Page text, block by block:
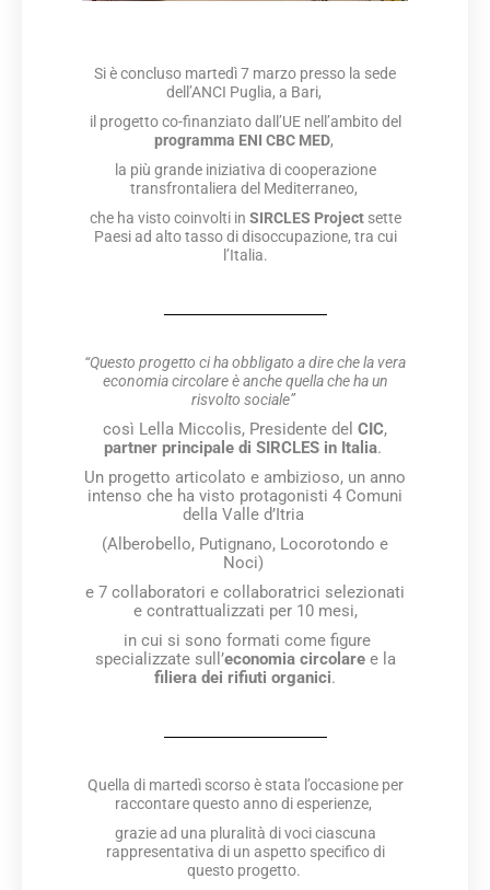
Si è concluso martedì 7 marzo presso la sede
dell’ANCI Puglia, a Bari,
il progetto co-finanziato dall’UE nell’ambito del
programma ENI CBC MED,
la più grande iniziativa di cooperazione
transfrontaliera del Mediterraneo,
che ha visto coinvolti in SIRCLES Projectsette
Paesi ad alto tasso di disoccupazione, tra cui
l’Italia.
“Questo progetto ci ha obbligato a dire che la vera
economia circolare è anche quella che ha un
risvolto sociale”
così Lella Miccolis, Presidente del CIC,
partner principale di SIRCLES in Italia.
Un progetto articolato e ambizioso, un anno
intenso che ha visto protagonisti 4 Comuni
della Valle d’Itria
(Alberobello, Putignano, Locorotondo e
Noci)
e 7 collaboratori e collaboratrici selezionati
e contrattualizzati per 10 mesi,
in cui si sono formati come figure
specializzate sull’economia circolare e la
filiera dei rifiuti organici.
Quella di martedì scorso è stata l’occasione per
raccontare questo anno di esperienze,
grazie ad una pluralità di voci ciascuna
rappresentativa di un aspetto specifico di
questo progetto.